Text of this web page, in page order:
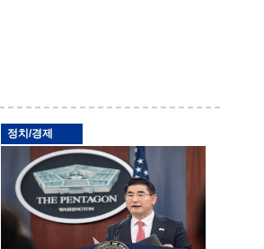
정치/경제